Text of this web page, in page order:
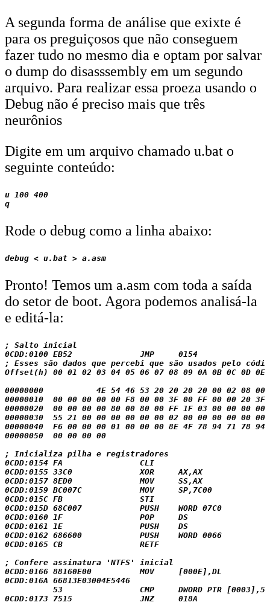
A segunda forma de análise que exixte é
para os preguiçosos que não conseguem
fazer tudo no mesmo dia e optam por salvar
o dump do disasssembly em um segundo
arquivo. Para realizar essa proeza usando o
Debug não é preciso mais que três
neurônios
Digite em um arquivo chamado u.bat o
seguinte conteúdo:
u 100 400
Rode o debug como a linha abaixo:
Pronto! Temos um a.asm com toda a saída
do setor de boot. Agora podemos analisá-la
e editá-la:
; Salto inicial
0CDD:0100 EB52              JMP     0154
; Esses são dados que percebi que são usados pelo
Offset(h) 00 01 02 03 04 05 06 07 08 09 0A 0B 0C 0D 0E
00000000           4E 54 46 53 20 20 20 20 00 02 08
00000010  00 00 00 00 00 F8 00 00 3F 00 FF 00 00
00000020  00 00 00 00 80 00 80 00 FF 1F 03 00 00
00000030  55 21 00 00 00 00 00 00 02 00 00 00 00
00000040  F6 00 00 00 01 00 00 00 8E 4F 78 94 71 78
00000050  00 00 00 00
; Inicializa pilha e registradores
0CDD:0154 FA                CLI
0CDD:0155 33C0              XOR     AX,AX
0CDD:0157 8ED0              MOV     SS,AX
0CDD:0159 BC007C            MOV     SP,7C00
0CDD:015C FB                STI
0CDD:015D 68C007            PUSH    WORD 07C0
0CDD:0160 1F                POP     DS
0CDD:0161 1E                PUSH    DS
0CDD:0162 686600            PUSH    WORD 0066
0CDD:0165 CB                RETF
; Confere assinatura 'NTFS' inicial
0CDD:0166 88160E00          MOV     [000E],DL
0CDD:016A 66813E03004E5446
53                CMP     DWORD PTR
0CDD:0173 7515              JNZ     018A